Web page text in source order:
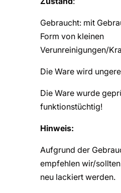
Gebraucht: mit
Form von kleinen
Verunreinigungen/
Die Ware wird
Die Ware wurde
funktionstüchtig!
Hinweis:
Aufgrund der
empfehlen wir/
neu lackiert werden.